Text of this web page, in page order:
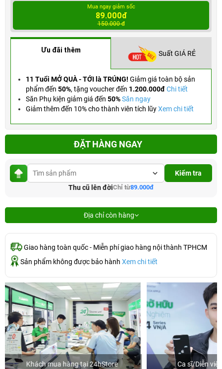
Mua ngay giảm sốc
89.000đ
150.000 đ
Ưu đãi thêm Suất GIÁ RẺ
11 Tuổi MỞ QUÀ - TỚI là TRÚNG! Giảm giá toàn bộ sản
phẩm đến 50%, tặng voucher đến 1.200.000đChi tiết
Săn Phụ kiện giảm giá đến 50%Săn ngay
Giảm thêm đến 10% cho thành viên tích lũyXem chi tiết
ĐẶT HÀNG NGAY
Kiểm tra
Thu cũ lên đờiChỉ từ89.000đ
Địa chỉ còn hàng
Giao hàng toàn quốc - Miễn phí giao hàng nội thành TPHCM
Sản phẩm không được bảo hành Xem chi tiết
Ca sĩ/Diễn viên Jun Phạm